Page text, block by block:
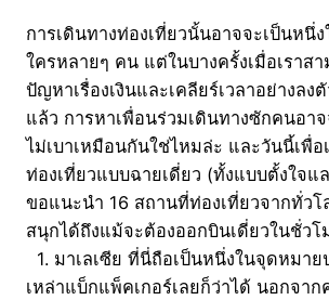
การเดินทางท่องเที่ยวนั้นอาจจะเป็นหนึ่
ใครหลายๆ คน แต่ในบางครั้งเมื่อเราส
ปัญหาเรื่องเงินและเคลียร์เวลาอย่างลง
แล้ว การหาเพื่อนร่วมเดินทางซักคนอาจ
ไม่เบาเหมือนกันใช่ไหมล่ะ และวันนี้เพื่อ
ท่องเที่ยวแบบฉายเดี่ยว (ทั้งแบบตั้งใจแ
ขอแนะนำ 16 สถานที่ท่องเที่ยวจากทั่ว
สนุกได้ถึงแม้จะต้องออกบินเดี่ยวในชั่ว
1. มาเลเซีย ที่นี่ถือเป็นหนึ่งในจุดหมา
เหล่าแบ็กแพ็คเกอร์เลยก็ว่าได้ นอกจาก